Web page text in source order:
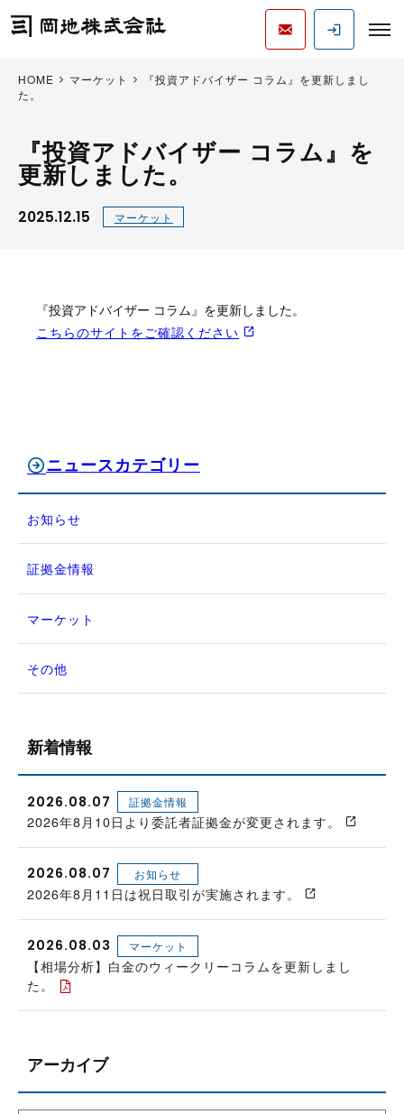
HOME マーケット
『投資アドバイザー コラム』を更新しまし
た。
『投資アドバイザー コラム』を
更新しました。
2025.12.15 マーケット
『投資アドバイザー コラム』を更新しました。
こちらのサイトをご確認ください
ニュースカテゴリー
お知らせ
証拠金情報
マーケット
その他
新着情報
2026.08.07 証拠金情報
2026年8月10日より委託者証拠金が変更されます。
2026.08.07 お知らせ
2026年8月11日は祝日取引が実施されます。
2026.08.03 マーケット
【相場分析】白金のウィークリーコラムを更新しまし
た。
アーカイブ